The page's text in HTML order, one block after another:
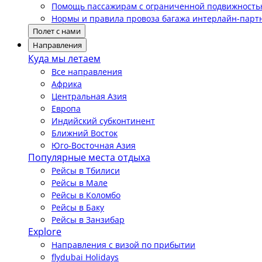
Помощь пассажирам с ограниченной
Нормы и правила провоза багажа интерлайн-
Полет с нами
Направления
Куда мы летаем
Все направления
Африка
Центральная Азия
Европа
Индийский субконтинент
Ближний Восток
Юго-Восточная Азия
Популярные места отдыха
Рейсы в Тбилиси
Рейсы в Мале
Рейсы в Коломбо
Рейсы в Баку
Рейсы в Занзибар
Explore
Направления с визой по прибытии
flydubai Holidays